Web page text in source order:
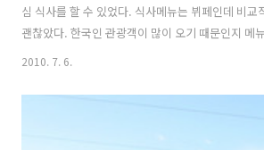
심 식사를 할 수 있었다. 식사메뉴는 뷔페인데 비교
괜찮았다. 한국인 관광객이 많이 오기 때문인지 메
식사후 사진을 찍기 위해 배 뒤쪽 갑판으로 나갔다.
며 수직으로 바로 바다와 맞닿아 있다. 많은 폭포가
2010. 7. 6.